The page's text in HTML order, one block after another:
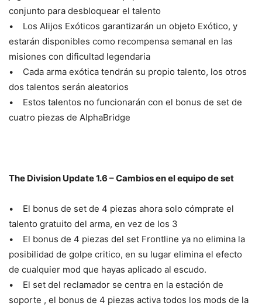
conjunto para desbloquear el talento
• Los Alijos Exóticos garantizarán un objeto Exótico, y
estarán disponibles como recompensa semanal en las
misiones con dificultad legendaria
• Cada arma exótica tendrán su propio talento, los otros
dos talentos serán aleatorios
• Estos talentos no funcionarán con el bonus de set de
cuatro piezas de AlphaBridge
The Division Update 1.6 – Cambios en el equipo de set
• El bonus de set de 4 piezas ahora solo cómprate el
talento gratuito del arma, en vez de los 3
• El bonus de 4 piezas del set Frontline ya no elimina la
posibilidad de golpe critico, en su lugar elimina el efecto
de cualquier mod que hayas aplicado al escudo.
• El set del reclamador se centra en la estación de
soporte , el bonus de 4 piezas activa todos los mods de la